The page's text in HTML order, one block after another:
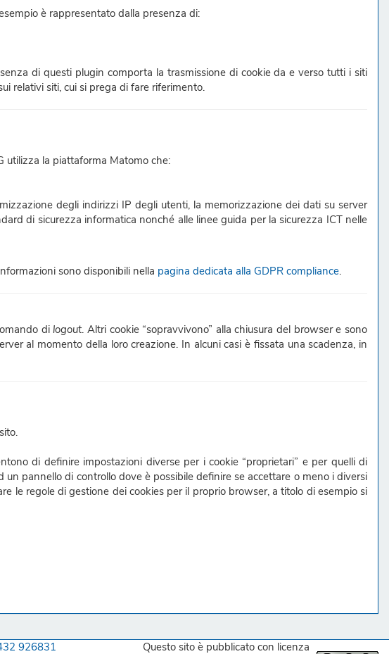
è rappresentato dalla presenza di:
di questi plugin comporta la trasmissione di cookie da e verso tutti i siti
relativi siti, cui si prega di fare riferimento.
utilizza la piattaforma Matomo che:
degli indirizzi IP degli utenti, la memorizzazione dei dati su server
di sicurezza informatica nonché alle linee guida per la sicurezza ICT nelle
sono disponibili nella pagina dedicata alla GDPR compliance.
dilogout. Altri cookie “sopravvivono” alla chiusura del browsere sono
al momento della loro creazione. In alcuni casi è fissata una scadenza, in
di definire impostazioni diverse per i cookie “proprietari” e per quelli di
un pannello di controllo dove è possibile definire se accettare o meno i diversi
le regole di gestione dei cookies per il proprio browser, a titolo di esempio si
926831 Questo sito è pubblicato con licenza